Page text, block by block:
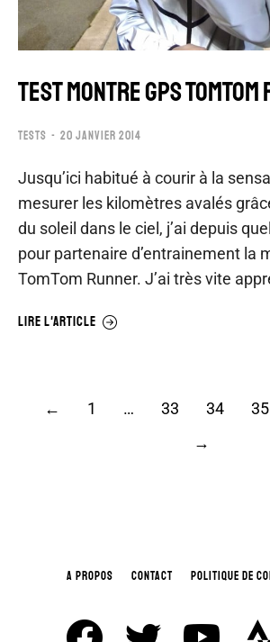
TEST MONTRE GPS TOMTOM
TESTS 20 JANVIER 2014
Jusqu’ici habitué à courir à la
mesurer les kilomètres avalés
du soleil dans le ciel, j’ai depuis
pour partenaire d’entrainement la
TomTom Runner. J’ai très vite
LIRE L'ARTICLE
← 1 … 33 34 35
→
A PROPOS CONTACT POLITIQUE DE